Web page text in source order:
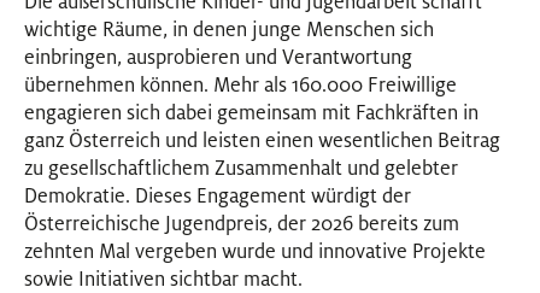
wichtige Räume, in denen junge Menschen sich
einbringen, ausprobieren und Verantwortung
übernehmen können. Mehr als 160.000 Freiwillige
engagieren sich dabei gemeinsam mit Fachkräften in
ganz Österreich und leisten einen wesentlichen Beitrag
zu gesellschaftlichem Zusammenhalt und gelebter
Demokratie. Dieses Engagement würdigt der
Österreichische Jugendpreis, der 2026 bereits zum
zehnten Mal vergeben wurde und innovative Projekte
sowie Initiativen sichtbar macht.